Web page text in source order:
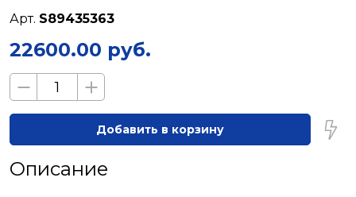
Арт. S89435363
22600.00 руб.
Добавить в корзину
Описание